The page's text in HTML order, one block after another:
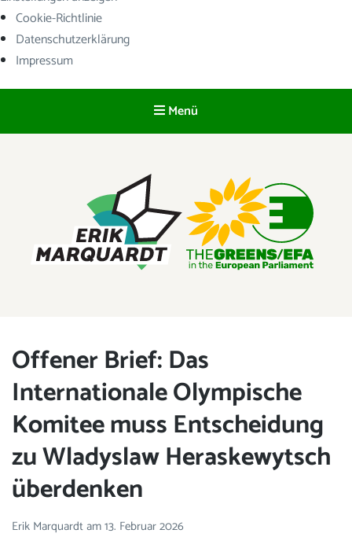
Cookie-Richtlinie
Datenschutzerklärung
Impressum
Menü
Offener Brief: Das
Internationale Olympische
Komitee muss Entscheidung
zu Wladyslaw Heraskewytsch
überdenken
Erik Marquardtam13. Februar 2026